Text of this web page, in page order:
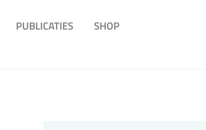
PUBLICATIES SHOP